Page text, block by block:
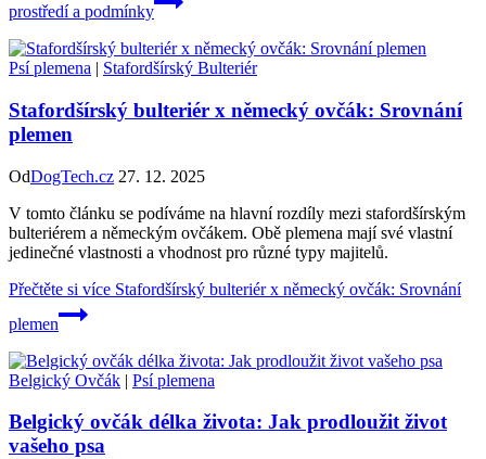
prostředí a podmínky
Psí plemena | Stafordšírský Bulteriér
Stafordšírský bulteriér x německý ovčák: Srovnání
plemen
OdDogTech.cz 27. 12. 2025
V tomto článku se podíváme na hlavní rozdíly mezi stafordšírským
bulteriérem a německým ovčákem. Obě plemena mají své vlastní
jedinečné vlastnosti a vhodnost pro různé typy majitelů.
Přečtěte si více Stafordšírský bulteriér x německý ovčák: Srovnání
plemen
Belgický Ovčák | Psí plemena
Belgický ovčák délka života: Jak prodloužit život
vašeho psa